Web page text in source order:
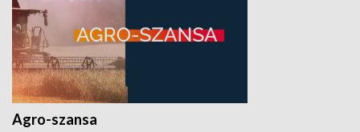
Agro-szansa